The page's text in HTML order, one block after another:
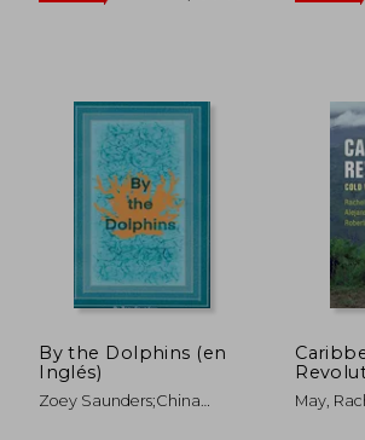
By the Dolphins (en
Inglés)
Zoey Saunders;China
Armed
(en
May,